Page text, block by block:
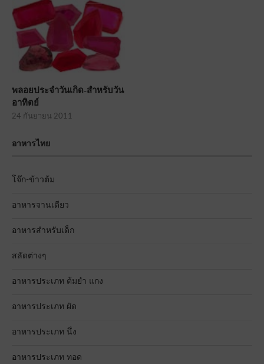
พลอยประจำวันเกิด-สำหรับวัน
อาทิตย์
24 กันยายน 2011
อาหารไทย
โจ๊ก-ข้าวต้ม
อาหารจานเดียว
อาหารสำหรับเด็ก
สลัดต่างๆ
อาหารประเภท ต้มยำ แกง
อาหารประเภท ผัด
อาหารประเภท นึ่ง
อาหารประเภท ทอด